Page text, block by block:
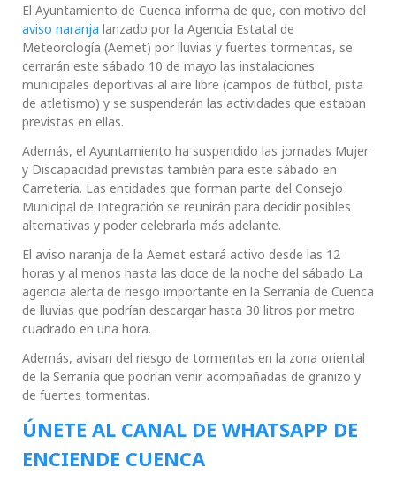
El Ayuntamiento de Cuenca informa de que, con motivo del
aviso naranja lanzado por la Agencia Estatal de
Meteorología (Aemet) por lluvias y fuertes tormentas, se
cerrarán este sábado 10 de mayo las instalaciones
municipales deportivas al aire libre (campos de fútbol, pista
de atletismo) y se suspenderán las actividades que estaban
previstas en ellas.
Además, el Ayuntamiento ha suspendido las jornadas Mujer
y Discapacidad previstas también para este sábado en
Carretería. Las entidades que forman parte del Consejo
Municipal de Integración se reunirán para decidir posibles
alternativas y poder celebrarla más adelante.
El aviso naranja de la Aemet estará activo desde las 12
horas y al menos hasta las doce de la noche del sábado La
agencia alerta de riesgo importante en la Serranía de Cuenca
de lluvias que podrían descargar hasta 30 litros por metro
cuadrado en una hora.
Además, avisan del riesgo de tormentas en la zona oriental
de la Serranía que podrían venir acompañadas de granizo y
de fuertes tormentas.
ÚNETE AL CANAL DE WHATSAPP DE
ENCIENDE CUENCA